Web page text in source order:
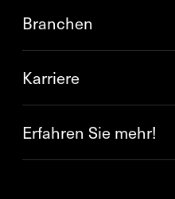
Branchen
Karriere
Erfahren Sie mehr!